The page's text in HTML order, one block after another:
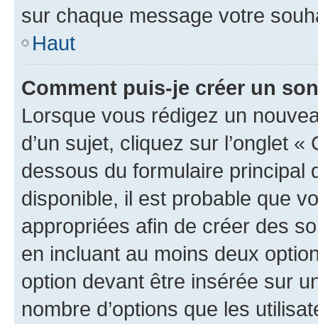
sur chaque message votre
Haut
Comment puis-je créer un
Lorsque vous rédigez un
d’un sujet, cliquez sur l’onglet
dessous du formulaire principal
disponible, il est probable que
appropriées afin de créer des
en incluant au moins deux
option devant être insérée sur
nombre d’options que les